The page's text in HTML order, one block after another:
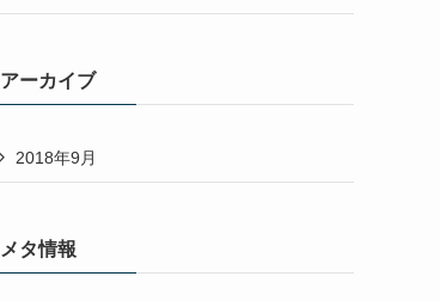
アーカイブ
2018年9月
メタ情報